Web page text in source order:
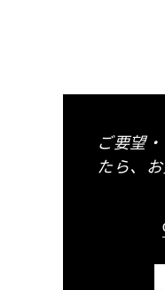
ご要望
たら、